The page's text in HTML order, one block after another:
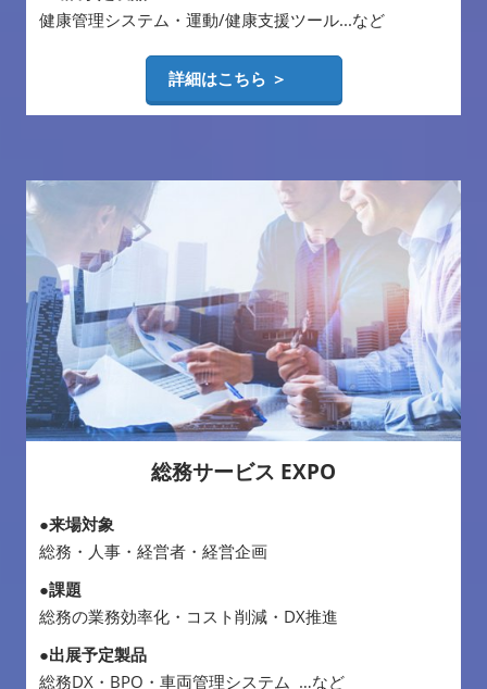
健康管理システム・運動/健康支援ツール...など
詳細はこちら ＞
総務サービス EXPO
●来場対象
総務・人事・経営者・経営企画
●課題
総務の業務効率化・コスト削減・DX推進
●出展予定製品
総務DX・BPO・車両管理システム …など